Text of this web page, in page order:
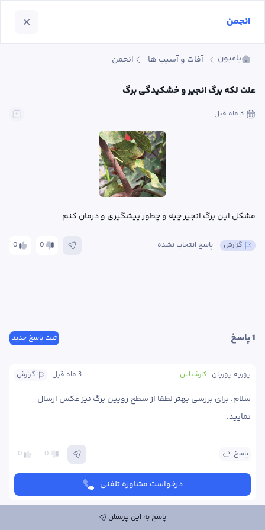
باغبون آفات و آسیب ها انجمن
علت لکه برگ انجیر و خشکیدگی برگ
3 ماه قبل
مشکل این برگ انجیر چیه و چطور پیشگیری و درمان کنم
0 0 پاسخ انتخاب نشده گزارش
ثبت پاسخ جدید 1 پاسخ
گزارش 3 ماه قبل کارشناس پوریه پوریان
نمایید.
0 0 پاسخ
درخواست مشاوره تلفنی
ارسال پاسخ به این پرسش
پاسخ به این پرسش
انجمن